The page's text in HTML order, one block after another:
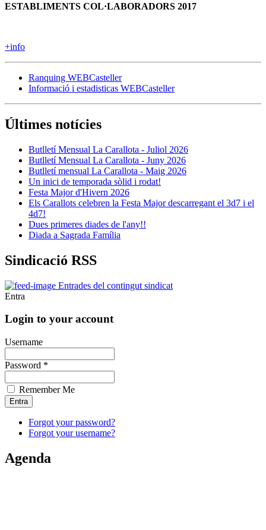
ESTABLIMENTS COL·LABORADORS 2017
+info
Ranquing WEBCasteller
Informació i estadisticas WEBCasteller
Últimes notícies
Butlletí Mensual La Carallota - Juliol 2026
Butlletí Mensual La Carallota - Juny 2026
Butlletí mensual La Carallota - Maig 2026
Un inici de temporada sòlid i rodat!
Festa Major d'Hivern 2026
Els Carallots celebren la Festa Major descarregant el 3d7 i el
4d7!
Dues primeres diades de l'any!!
Diada a Sagrada Família
Sindicació RSS
Entrades del contingut sindicat
Entra
Login to your account
Username
Password *
Remember Me
Forgot your password?
Forgot your username?
Agenda